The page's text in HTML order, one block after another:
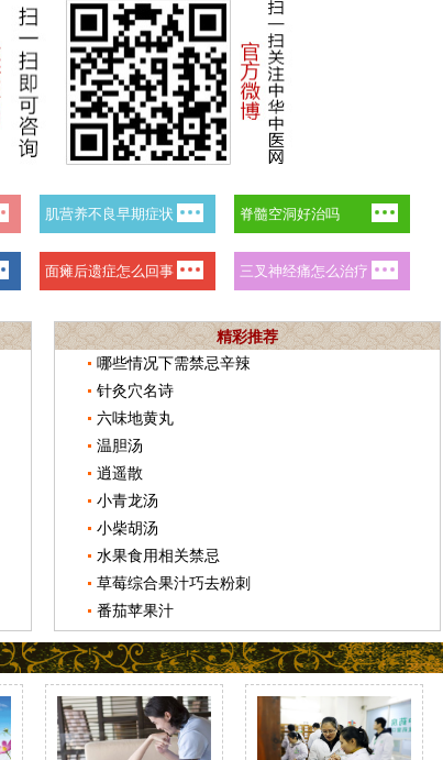
精彩推荐
哪些情况下需禁忌辛辣
针灸穴名诗
六味地黄丸
温胆汤
逍遥散
小青龙汤
小柴胡汤
水果食用相关禁忌
草莓综合果汁巧去粉刺
番茄苹果汁